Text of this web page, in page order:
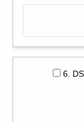
6.